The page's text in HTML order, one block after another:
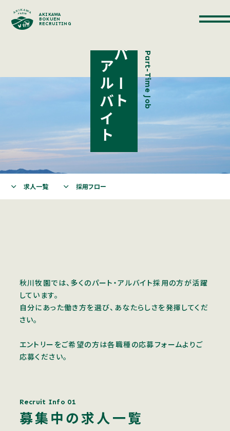
AKIKAWA
BOKUEN
RECRUITING
Part-Time Job
パート
アルバイト
求人一覧 採用フロー
秋川牧園では、多くのパート・アルバイト採用の方が活躍
しています。
自分にあった働き方を選び、あなたらしさを発揮してくだ
さい。
エントリーをご希望の方は各職種の応募フォームよりご
応募ください。
Recruit Info 01
募集中の求人一覧